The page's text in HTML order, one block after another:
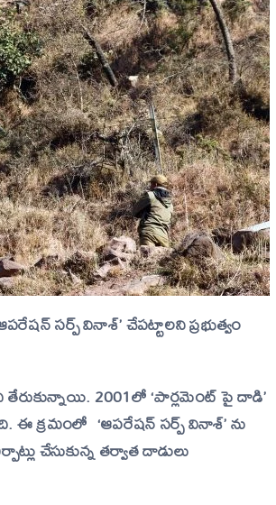
సర్ప్‌ వినాశ్‌’ చేపట్టాలని ప్రభుత్వం
2001లో ‘పార్లమెంట్‌ పై దాడి’
ఈ క్రమంలో ‘ఆపరేషన్‌ సర్ప్‌ వినాశ్‌’ ను
చేసుకున్న తర్వాత దాడులు